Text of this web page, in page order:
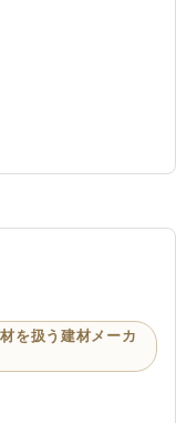
を扱う建材メーカ